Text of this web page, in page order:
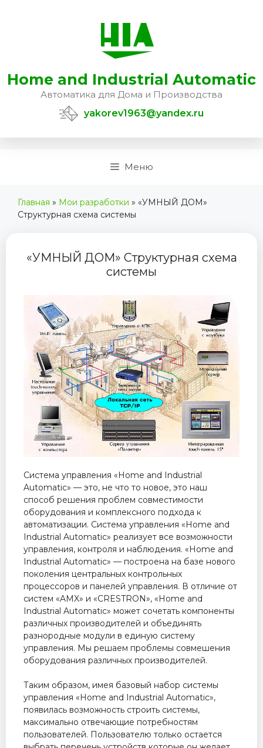
Home and Industrial Automatic
Автоматика для Дома и Производства
yakorev1963@yandex.ru
Меню
Главная » Мои разработки » «УМНЫЙ ДОМ»
Структурная схема системы
«УМНЫЙ ДОМ» Структурная схема
системы
Система управления «Home and Industrial
Automatic» — это, не что то новое, это наш
способ решения проблем совместимости
оборудования и комплексного подхода к
автоматизации. Система управления «Home and
Industrial Automatic» реализует все возможности
управления, контроля и наблюдения. «Home and
Industrial Automatic» — построена на базе нового
поколения центральных контрольных
процессоров и панелей управления. В отличие от
систем «AMX» и «CRESTRON», «Home and
Industrial Automatic» может сочетать компоненты
различных производителей и объединять
разнородные модули в единую систему
управления. Мы решаем проблемы совмешения
оборудования различных производителей.
Таким образом, имея базовый набор системы
управления «Home and Industrial Automatic»,
появилась возможность строить системы,
максимально отвечающие потребностям
пользователей. Пользователю только остается